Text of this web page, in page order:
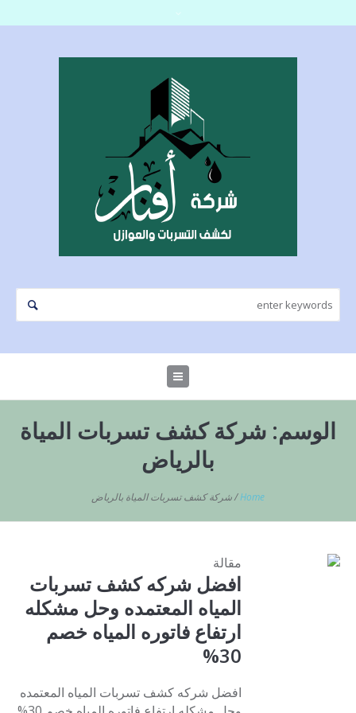
الوسم: شركة كشف تسربات المياة
بالرياض
Home
/شركة كشف تسربات المياة بالرياض
مقالة
افضل شركه كشف تسربات
المياه المعتمده وحل مشكله
ارتفاع فاتوره المياه خصم
30%
افضل شركه كشف تسربات المياه المعتمده